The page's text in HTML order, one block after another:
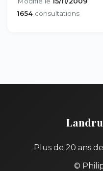
1654 consultations
Plus de 20 ans
©